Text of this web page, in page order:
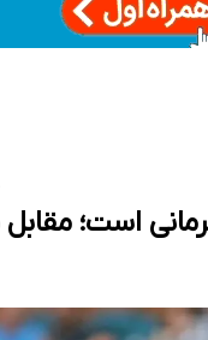
خوزستان و کرمان بالاتر از
است؛ مقابل